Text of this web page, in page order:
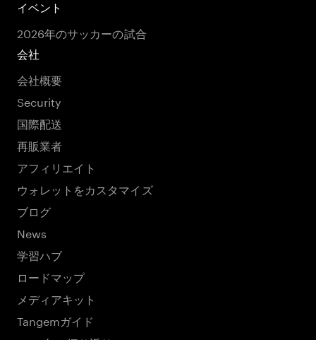
イベント
2026年のサッカーの試合
会社
会社概要
Security
国際配送
再販業者
アフィリエイト
ウォレットをカスタマイズ
ブログ
News
学習ハブ
ロードマップ
メディアキット
Tangemガイド